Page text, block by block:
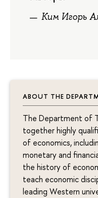
ABOUT THE
The Department of
together highly
of economics,
monetary and
the history of
teach economic
leading Western
Ким Игорь